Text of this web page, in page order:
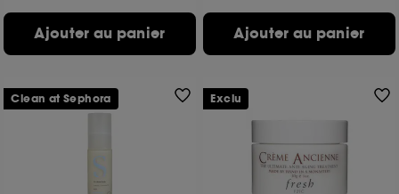
Ajouter au panier Ajouter au panier
Clean at Sephora Exclu